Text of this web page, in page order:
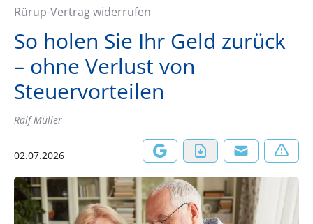
Rürup-Vertrag widerrufen
So holen Sie Ihr Geld zurück
– ohne Verlust von
Steuervorteilen
Ralf Müller
02.07.2026